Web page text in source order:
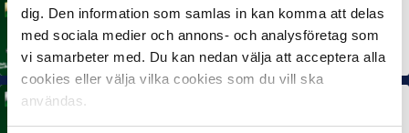
dig. Den information som samlas in kan komma att delas
med sociala medier och annons- och analysföretag som
vi samarbeter med. Du kan nedan välja att acceptera alla
cookies eller välja vilka cookies som du vill ska
användas.
MÅNADENS SPELARE
Rösta på Månadens Spelare i juni
3 JUL 2026
Rösta på Månadens Tränare i juni